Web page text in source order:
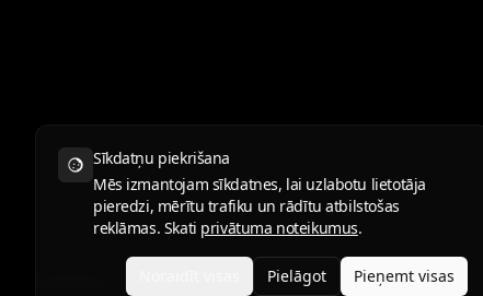
Privātuma politika
Sīkdatņu piekrišana
Mēs izmantojam sīkdatnes, lai uzlabotu lietotāja
pieredzi, mērītu trafiku un rādītu atbilstošas
reklāmas. Skati privātuma noteikumus.
Pielāgot Pieņemt visas